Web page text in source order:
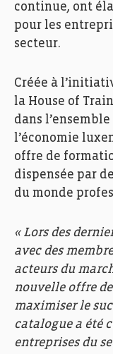
continue, ont
pour les
secteur.
Créée à
la House of
dans
l’économie
offre de
dispensée par
du monde
« Lors des
avec des
acteurs du
nouvelle offre
maximiser le
catalogue a été
entreprises du